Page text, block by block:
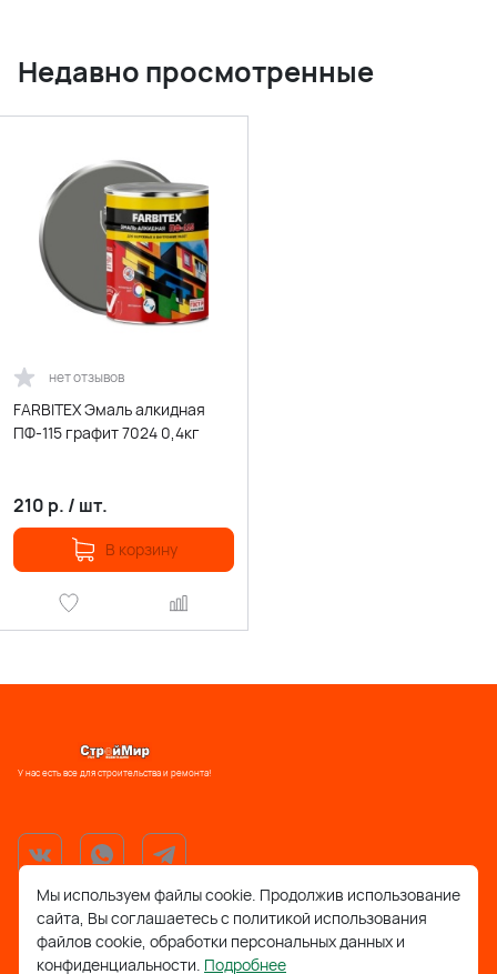
Недавно просмотренные
нет отзывов
FARBITEX Эмаль алкидная
ПФ-115 графит 7024 0,4кг
210 р. / шт.
В корзину
У нас есть все для строительства и ремонта!
support@stroymir48.ru
Мы используем файлы cookie. Продолжив использование
сайта, Вы соглашаетесь с политикой использования
файлов cookie, обработки персональных данных и
конфиденциальности. Подробнее